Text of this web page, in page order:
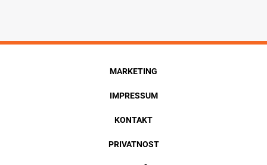
MARKETING
IMPRESSUM
KONTAKT
PRIVATNOST